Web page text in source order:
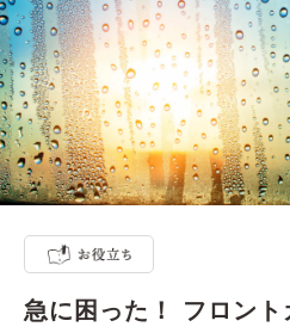
急に困った！ フロン